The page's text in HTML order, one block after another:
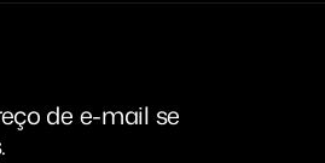
de e-mail se